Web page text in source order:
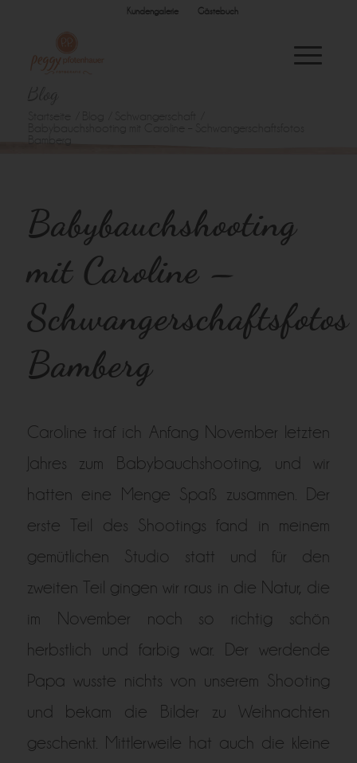
Kundengalerie Gästebuch
Babybauchshooting
mit Caroline –
Schwangerschaftsfotos
Bamberg
Caroline traf ich Anfang November letzten
Jahres zum Babybauchshooting, und wir
hatten eine Menge Spaß zusammen. Der
erste Teil des Shootings fand in meinem
gemütlichen Studio statt und für den
zweiten Teil gingen wir raus in die Natur, die
im November noch so richtig schön
herbstlich und farbig war. Der werdende
Papa wusste nichts von unserem Shooting
und bekam die Bilder zu Weihnachten
geschenkt. Mittlerweile hat auch die kleine